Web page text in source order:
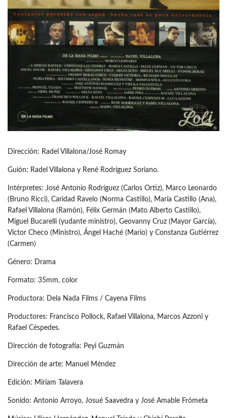
Dirección: Radel Villalona/José Romay
Guión: Radel Villalona y René Rodríguez Soriano.
Intérpretes: José Antonio Rodríguez (Carlos Ortiz), Marco Leonardo
(Bruno Ricci), Caridad Ravelo (Norma Castillo), María Castillo (Ana),
Rafael Villalona (Ramón), Félix Germán (Mato Alberto Castillo),
Miguel Bucarelli (yudante ministro), Geovanny Cruz (Mayor García),
Víctor Checo (Ministro), Ángel Haché (Mario) y Constanza Gutiérrez
(Carmen)
Género: Drama
Formato: 35mm, color
Productora: Dela Nada Films / Cayena Films
Productores: Francisco Pollock, Rafael Villalona, Marcos Azzoni y
Rafael Céspedes.
Dirección de fotografía: Peyi Guzmán
Dirección de arte: Manuel Méndez
Edición: Miriam Talavera
Sonido: Antonio Arroyo, Josué Saavedra y José Amable Frómeta